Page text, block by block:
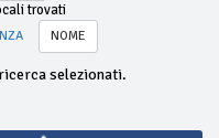
trovati
NOME
selezionati.